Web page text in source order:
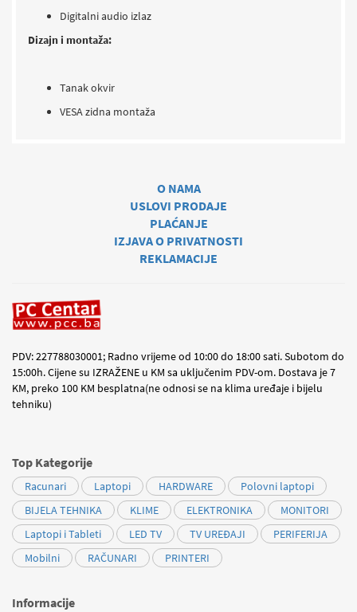
Digitalni audio izlaz
Dizajn i montaža:
Tanak okvir
VESA zidna montaža
O NAMA
USLOVI PRODAJE
PLAĆANJE
IZJAVA O PRIVATNOSTI
REKLAMACIJE
PDV: 227788030001; Radno vrijeme od 10:00 do 18:00 sati. Subotom do
15:00h. Cijene su IZRAŽENE u KM sa uključenim PDV-om. Dostava je 7
KM, preko 100 KM besplatna(ne odnosi se na klima uređaje i bijelu
tehniku)
Top Kategorije
Racunari Laptopi HARDWARE
Polovni laptopi
BIJELA TEHNIKA
KLIME ELEKTRONIKA
MONITORI
Laptopi i Tableti
LED TV TV UREĐAJI
PERIFERIJA
Mobilni
RAČUNARI PRINTERI
Informacije